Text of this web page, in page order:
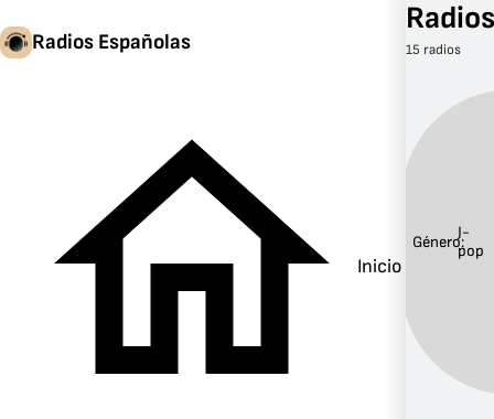
Radios Españolas
Inicio
15 radios
Género:J-
pop